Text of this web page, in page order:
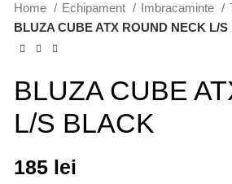
Home Echipament Imbracaminte
BLUZA CUBE ATX ROUND NECK L/
BLUZA CUBE
L/S BLACK
185 lei